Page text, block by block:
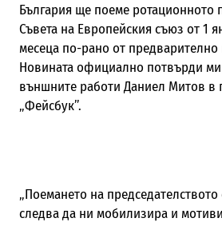
България ще поеме ротационното
Съвета на Европейския съюз от 1
месеца по-рано от
Новината официално потвърди
външните работи Даниел Митов в
„Фейсбук”.
„Поемането на
следва да ни мобилизира и